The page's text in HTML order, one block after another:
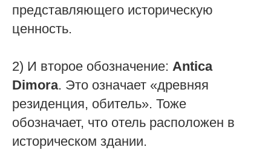
представляющего историческую
ценность.
2) И второе обозначение: Antica
Dimora. Это означает «древняя
резиденция, обитель». Тоже
обозначает, что отель расположен в
историческом здании.